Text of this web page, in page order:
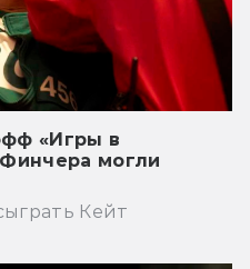
«Игры в
могли
Кейт